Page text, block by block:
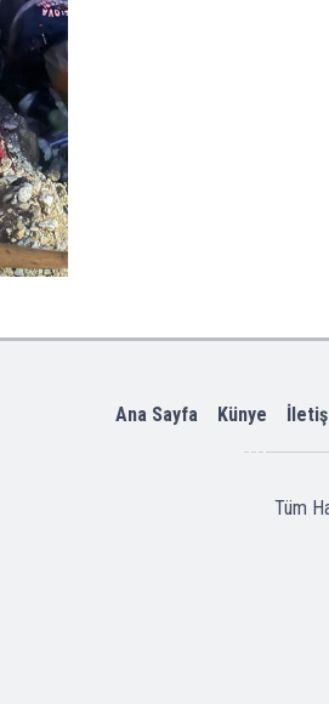
Ana Sayfa Künye
Tüm